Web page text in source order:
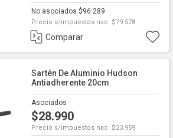
No asociados $96.289
Precio s/impuestos nac. $79.578
Comparar
Sartén De Aluminio Hudson
Antiadherente 20cm
Asociados
$28.990
Precio s/impuestos nac. $23.959